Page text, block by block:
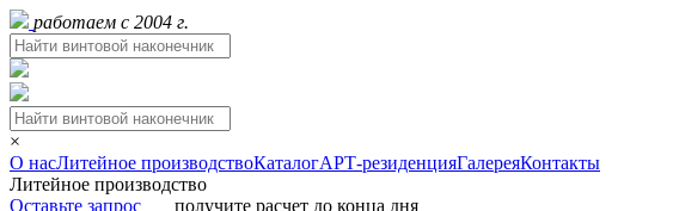
работаем с 2004 г.
×
О насЛитейное производствоКаталогАРТ-резиденцияГалереяКонтакты
Литейное производство
Оставьте запрос получите расчет до конца дня